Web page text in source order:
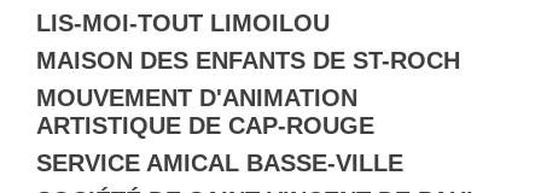
LIS-MOI-TOUT LIMOILOU
MAISON DES ENFANTS DE ST-ROCH
MOUVEMENT D'ANIMATION
ARTISTIQUE DE CAP-ROUGE
SERVICE AMICAL BASSE-VILLE